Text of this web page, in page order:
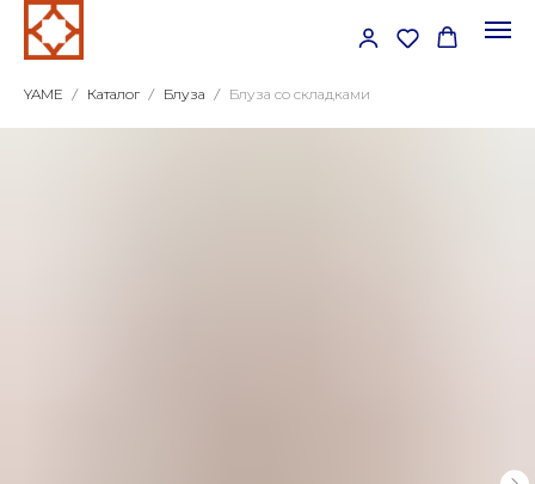
YAME Каталог Блуза Блуза со складками